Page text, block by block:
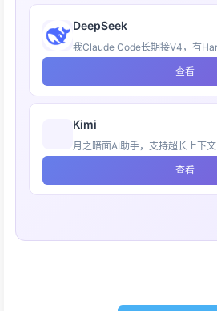
DeepSeek
查看
Kimi
月之暗面AI助手，支持超长上下文
查看